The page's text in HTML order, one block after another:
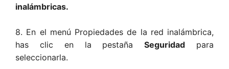
inalámbricas.
8. En el menú Propiedades de la red inalámbrica,
has clic en la pestañaSeguridad para
seleccionarla.